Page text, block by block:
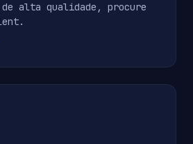
alta qualidade, procure